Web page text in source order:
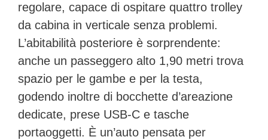
regolare, capace di ospitare quattro trolley
da cabina in verticale senza problemi.
L’abitabilità posteriore è sorprendente:
anche un passeggero alto 1,90 metri trova
spazio per le gambe e per la testa,
godendo inoltre di bocchette d’areazione
dedicate, prese USB-C e tasche
portaoggetti. È un’auto pensata per